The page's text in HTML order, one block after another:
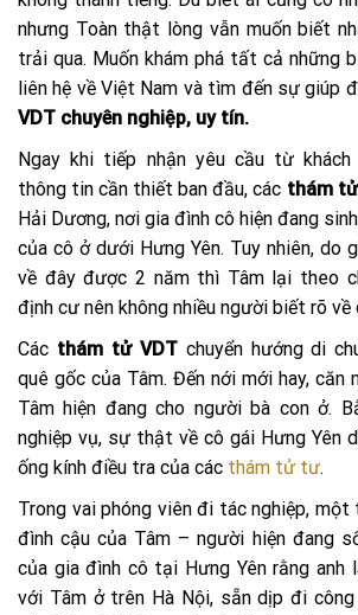
nhưng Toàn thật lòng vẫn muốn biết
trải qua. Muốn khám phá tất cả những
liên hệ về Việt Nam và tìm đến sự giúp
VDT chuyên nghiệp, uy tín.
Ngay khi tiếp nhận yêu cầu từ khách
thông tin cần thiết ban đầu, các thám
Hải Dương, nơi gia đình cô hiện đang
của cô ở dưới Hưng Yên. Tuy nhiên, do
về đây được 2 năm thì Tâm lại theo
định cư nên không nhiều người biết rõ về
Các thám tử VDTchuyển hướng di
quê gốc của Tâm. Đến nới mới hay, căn
Tâm hiện đang cho người bà con ở.
nghiệp vụ, sự thật về cô gái Hưng Yên
ống kính điều tra của các thám tử tư.
Trong vai phóng viên đi tác nghiệp,
đình cậu của Tâm – người hiện đang
của gia đình cô tại Hưng Yên rằng anh
với Tâm ở trên Hà Nội, sẵn dịp đi